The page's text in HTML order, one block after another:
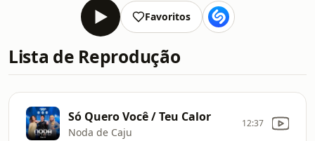
Favoritos
Lista de Reprodução
Só Quero Você / Teu Calor
Noda de Caju
12:37